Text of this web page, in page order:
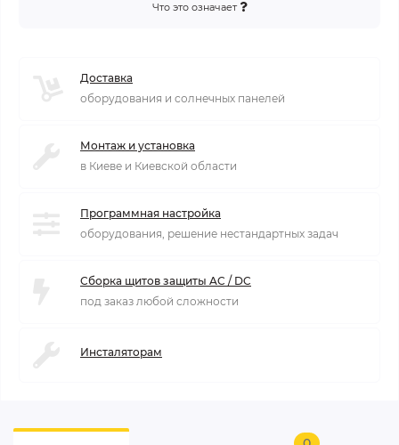
Что это означает
Доставка
оборудования и солнечных панелей
Монтаж и установка
в Киеве и Киевской области
Программная настройка
оборудования, решение нестандартных задач
Сборка щитов защиты AC / DC
под заказ любой сложности
Инсталяторам